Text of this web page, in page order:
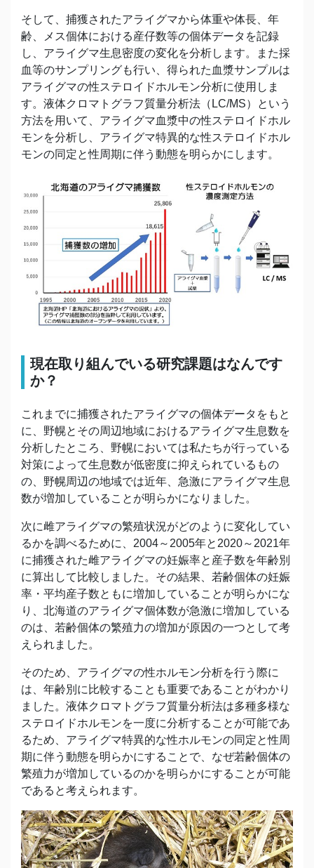
そして、捕獲されたアライグマから体重や体長、年
齢、メス個体における産仔数等の個体データを記録
し、アライグマ生息密度の変化を分析します。また採
血等のサンプリングも行い、得られた血漿サンプルは
アライグマの性ステロイドホルモン分析に使用しま
す。液体クロマトグラフ質量分析法（LC/MS）という
方法を用いて、アライグマ血漿中の性ステロイドホル
モンを分析し、アライグマ特異的な性ステロイドホル
モンの同定と性周期に伴う動態を明らかにします。
現在取り組んでいる研究課題はなんです
か？
これまでに捕獲されたアライグマの個体データをもと
に、野幌とその周辺地域におけるアライグマ生息数を
分析したところ、野幌においては私たちが行っている
対策によって生息数が低密度に抑えられているもの
の、野幌周辺の地域では近年、急激にアライグマ生息
数が増加していることが明らかになりました。
次に雌アライグマの繁殖状況がどのように変化してい
るかを調べるために、2004～2005年と2020～2021年
に捕獲された雌アライグマの妊娠率と産子数を年齢別
に算出して比較しました。その結果、若齢個体の妊娠
率・平均産子数ともに増加していることが明らかにな
り、北海道のアライグマ個体数が急激に増加している
のは、若齢個体の繁殖力の増加が原因の一つとして考
えられました。
そのため、アライグマの性ホルモン分析を行う際に
は、年齢別に比較することも重要であることがわかり
ました。液体クロマトグラフ質量分析法は多種多様な
ステロイドホルモンを一度に分析することが可能であ
るため、アライグマ特異的な性ホルモンの同定と性周
期に伴う動態を明らかにすることで、なぜ若齢個体の
繁殖力が増加しているのかを明らかにすることが可能
であると考えられます。